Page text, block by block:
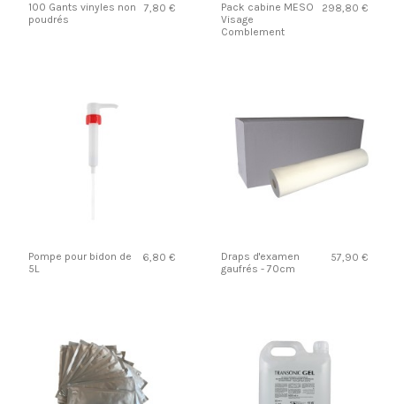
100 Gants vinyles non
poudrés
7,80 €
Pack cabine MESO
Visage
Comblement
298,80 €
Pompe pour bidon de
5L
6,80 €
Draps d'examen
gaufrés - 70cm
57,90 €